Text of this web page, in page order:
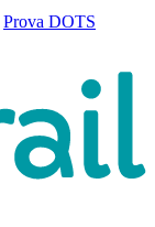
Prova DOTS